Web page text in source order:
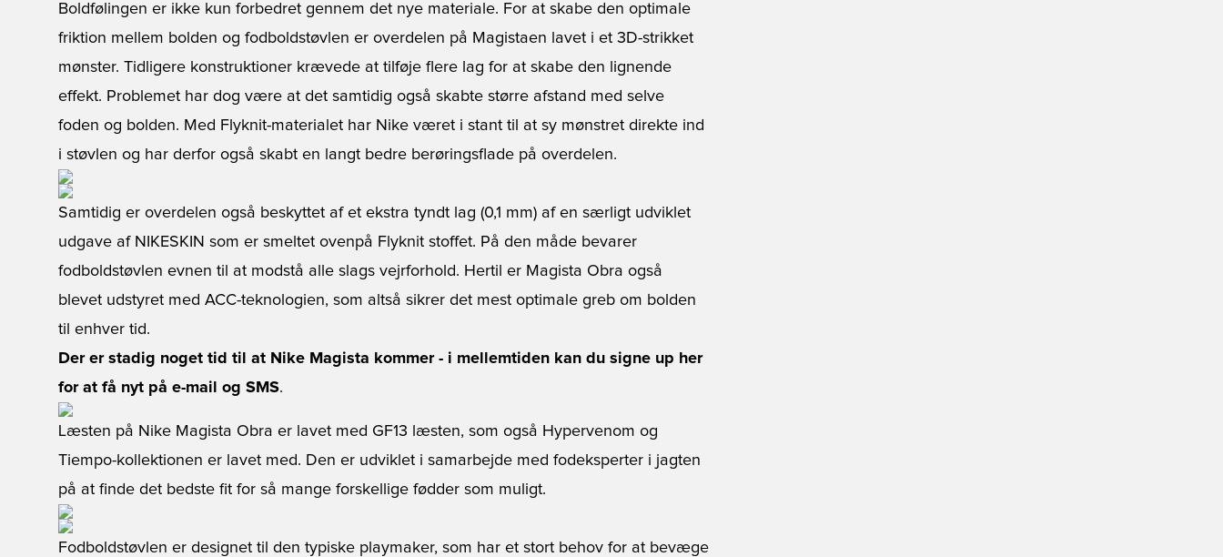
Boldfølingen er ikke kun forbedret gennem det nye materiale. For at skabe den optimale
friktion mellem bolden og fodboldstøvlen er overdelen på Magistaen lavet i et 3D-strikket
mønster. Tidligere konstruktioner krævede at tilføje flere lag for at skabe den lignende
effekt. Problemet har dog være at det samtidig også skabte større afstand med selve
foden og bolden. Med Flyknit-materialet har Nike været i stant til at sy mønstret direkte ind
i støvlen og har derfor også skabt en langt bedre berøringsflade på overdelen.
Samtidig er overdelen også beskyttet af et ekstra tyndt lag (0,1 mm) af en særligt udviklet
udgave af NIKESKIN som er smeltet ovenpå Flyknit stoffet. På den måde bevarer
fodboldstøvlen evnen til at modstå alle slags vejrforhold. Hertil er Magista Obra også
blevet udstyret med ACC-teknologien, som altså sikrer det mest optimale greb om bolden
til enhver tid.
Der er stadig noget tid til at Nike Magista kommer - i mellemtiden kan du signe up her
for at få nyt på e-mail og SMS.
Læsten på Nike Magista Obra er lavet med GF13 læsten, som også Hypervenom og
Tiempo-kollektionen er lavet med. Den er udviklet i samarbejde med fodeksperter i jagten
på at finde det bedste fit for så mange forskellige fødder som muligt.
Fodboldstøvlen er designet til den typiske playmaker, som har et stort behov for at bevæge